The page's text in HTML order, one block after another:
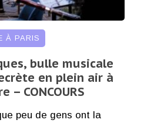
À PARIS
bulle musicale
en plein air à
– CONCOURS
peu de gens ont la